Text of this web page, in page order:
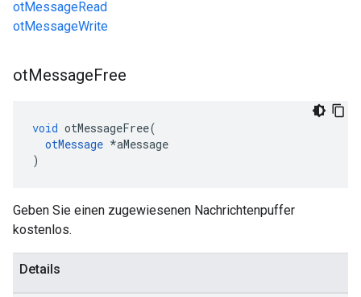
otMessageRead
otMessageWrite
otMessageFree
void otMessageFree(
otMessage *aMessage
)
Geben Sie einen zugewiesenen Nachrichtenpuffer
kostenlos.
Details